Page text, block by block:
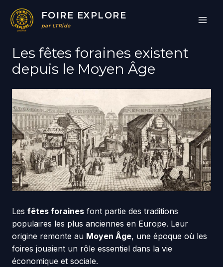
contenu
FOIRE EXPLORE
par LTRide
Les fêtes foraines existent
depuis le Moyen Âge
Les fêtes forainesfont partie des traditions
populaires les plus anciennes en Europe. Leur
origine remonte au Moyen Âge, une époque où les
foires jouaient un rôle essentiel dans la vie
économique et sociale.